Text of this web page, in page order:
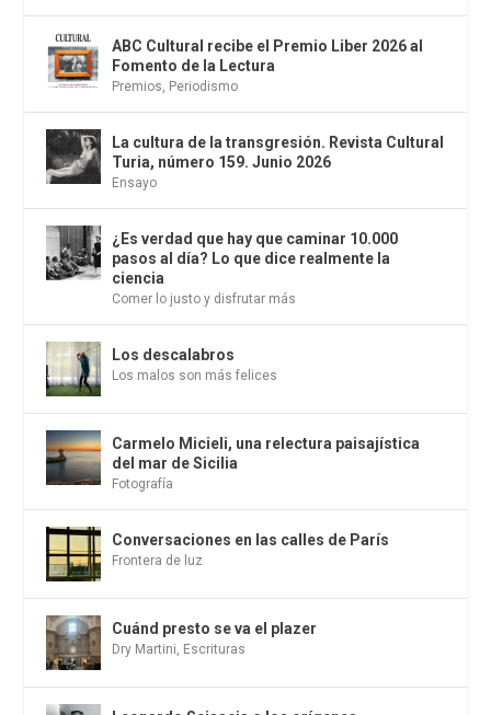
ABC Cultural recibe el Premio Liber 2026 al
Fomento de la Lectura
Premios, Periodismo
La cultura de la transgresión. Revista Cultural
Turia, número 159. Junio 2026
Ensayo
¿Es verdad que hay que caminar 10.000
pasos al día? Lo que dice realmente la
ciencia
Comer lo justo y disfrutar más
Los descalabros
Los malos son más felices
Carmelo Micieli, una relectura paisajística
del mar de Sicilia
Fotografía
Conversaciones en las calles de París
Frontera de luz
Cuánd presto se va el plazer
Dry Martini, Escrituras